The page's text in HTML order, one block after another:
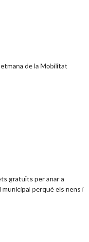
de la Mobilitat
gratuïts per anar a
perquè els nens i